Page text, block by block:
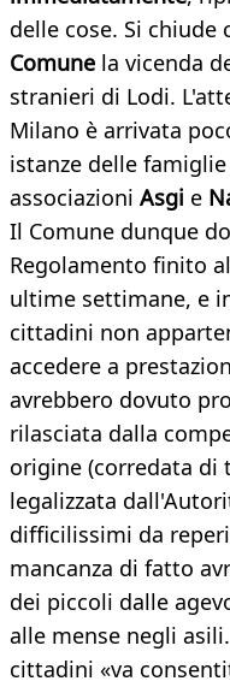
delle cose. Si chiude
Comune la vicenda
stranieri di Lodi.
Milano è arrivata
istanze delle
associazioni Asgi e
Il Comune dunque
Regolamento finito
ultime settimane, e
cittadini non
accedere a
avrebbero dovuto
rilasciata dalla
origine (corredata di
legalizzata
difficilissimi da
mancanza di fatto
dei piccoli dalle
alle mense negli asili.
cittadini «va